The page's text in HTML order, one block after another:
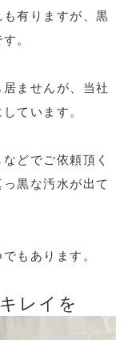
有りますが、黒
。
ませんが、当社
ています。
どでご依頼頂く
黒な汚水が出て
もあります。
レイを